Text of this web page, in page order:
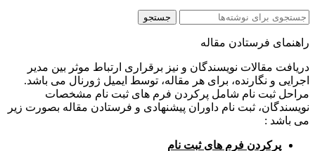
جستجو
راهنمای فرستادن مقاله
دریافت مقالات نویسندگان و نیز برقراری ارتباط موثر بین مدیر
اجرایی و نگارنده، برای هر مقاله، توسط ایمیل ژورنال می باشد.
مراحل ثبت نام شامل پرکردن فرم های ثبت نام مشخصات
نویسندگان، ثبت نام داوران پیشنهادی و فرستادن مقاله بصورت زیر
می باشد :
پرکردن فرم های ثبت نام